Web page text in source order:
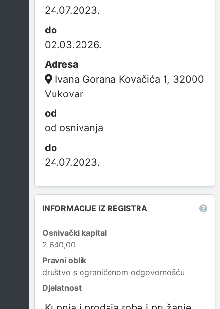
24.07.2023.
02.03.2026.
Ivana Gorana Kovačića 1, 32000
Vukovar
od osnivanja
24.07.2023.
INFORMACIJE IZ REGISTRA
Osnivački kapital
2.640,00
Pravni oblik
društvo s ograničenom odgovornošću
Djelatnost